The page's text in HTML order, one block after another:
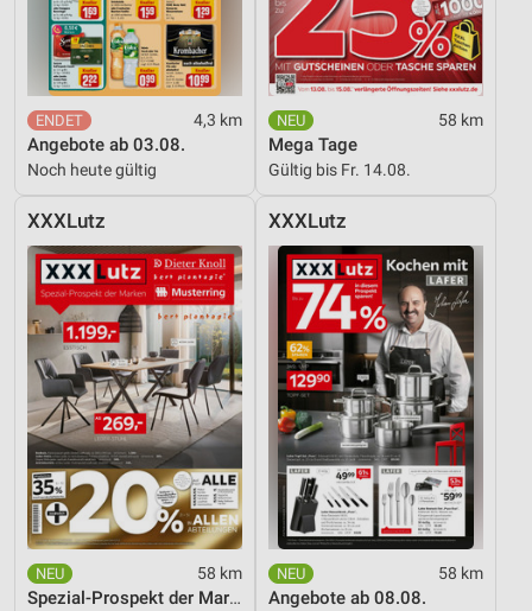
4,3 km
Angebote ab 03.08.
Noch heute gültig
58 km
Mega Tage
Gültig bis Fr. 14.08.
XXXLutz
58 km
Spezial-Prospekt der Marken
XXXLutz
58 km
Angebote ab 08.08.